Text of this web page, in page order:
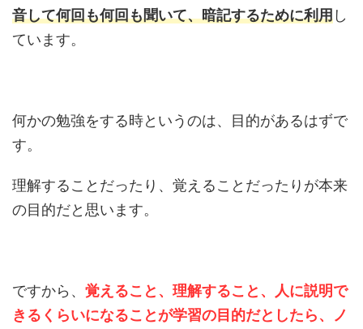
音して何回も何回も聞いて、暗記するために利用し
ています。
何かの勉強をする時というのは、目的があるはずで
す。
理解することだったり、覚えることだったりが本来
の目的だと思います。
ですから、 覚えること、理解すること、人に説明で
きるくらいになることが学習の目的だとしたら、ノ